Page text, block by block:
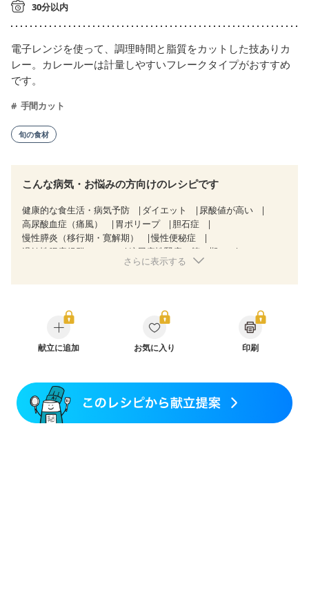
30分以内
電子レンジを使って、調理時間と脂質をカットした技ありカ
レー。カレールーは計量しやすいフレークタイプがおすすめ
です。
手間カット
旬の食材
こんな病気・お悩みの方向けのレシピです
健康的な食生活・病気予防 ダイエット
尿酸値が高い
高尿酸血症（痛風）
胃ポリープ
胆石症
慢性膵炎（移行期・寛解期）
慢性便秘症
過敏性腸症候群（IBS）
糖尿病性腎症（第１期）
乳がん（抗がん剤治療中）
骨粗しょう症
乾癬
フレイル（年齢に合わせた体作り）
貧血対策
ニキビ・肌荒れ
更年期
さらに表示する
献立に追加 お気に入り 印刷